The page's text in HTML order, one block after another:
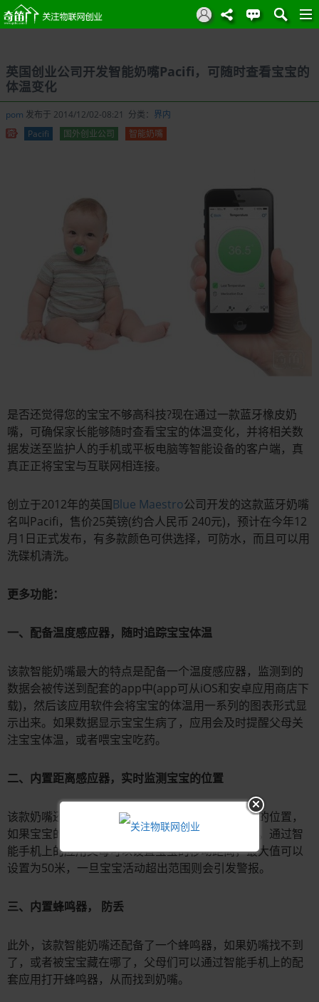
英国创业公司开发智能奶嘴Pacifi，可随时查看宝宝的
体温变化
pom 发布于 2014/12/02-08:21 分类： 界内
Pacifi
国外创业公司 智能奶嘴
是否还觉得您的宝宝不够高科技?现在通过一款蓝牙橡皮奶
嘴，可确保家长能够随时查看宝宝的体温变化，并将相关数
据发送至监护人的手机或平板电脑等智能设备的客户端，真
真正正将宝宝与互联网相连接。
创立于2012年的英国Blue Maestro公司开发的这款蓝牙奶嘴
名叫Pacifi，售价25英镑(约合人民币 240元)，预计在今年12
月1日正式发布，有多款颜色可供选择，可防水，而且可以用
洗碟机清洗。
更多功能：
一、配备温度感应器，随时追踪宝宝体温
该款智能奶嘴最大的特点是配备一个温度感应器，监测到的
数据会被传送到配套的app中(app可从iOS和安卓应用商店下
载)，然后该应用软件会将宝宝的体温用一系列的图表形式显
示出来。如果数据显示宝宝生病了，应用会及时提醒父母关
注宝宝体温，或者喂宝宝吃药。
二、内置距离感应器，实时监测宝宝的位置
该款奶嘴还内置一个距离感应器，可实时监测宝宝的位置，
如果宝宝的移动超过了一定范围，应用会发出警告。通过智
能手机上的应用父母可以设置宝宝的移动距离，最大值可以
设置为50米，一旦宝宝活动超出范围则会引发警报。
三、内置蜂鸣器， 防丢
此外，该款智能奶嘴还配备了一个蜂鸣器，如果奶嘴找不到
了，或者被宝宝藏在哪了，父母们可以通过智能手机上的配
套应用打开蜂鸣器，从而找到奶嘴。